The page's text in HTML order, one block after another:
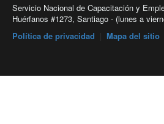
Servicio Nacional de Capacitación y
Huérfanos #1273, Santiago - (lunes a
Política de privacidad
Mapa del sitio